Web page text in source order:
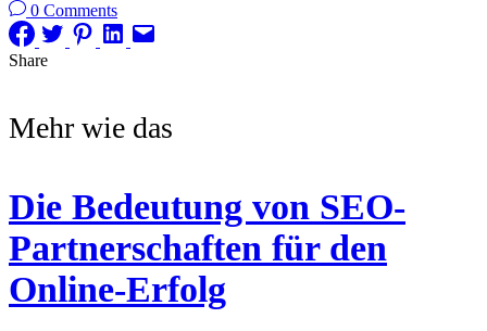
0 Comments
Share
Mehr wie das
Die Bedeutung von SEO-
Partnerschaften für den
Online-Erfolg